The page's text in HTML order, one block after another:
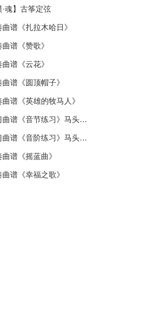
魂】古筝定弦
谱《扎拉木哈日》
谱《赞歌》
谱《云花》
谱《圆顶帽子》
谱《英雄的牧马人》
马头琴练习曲谱《音节练习》马头琴入门练习
马头琴练习曲谱《音阶练习》马头琴入门练习
谱《摇蓝曲》
谱《幸福之歌》